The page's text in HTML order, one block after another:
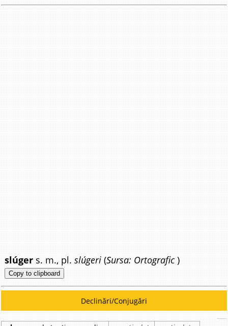
slúger s. m., pl.slúgeri (Sursa: Ortografic )
Copy to clipboard
Declinări/Conjugări